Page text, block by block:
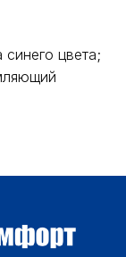
цвета;